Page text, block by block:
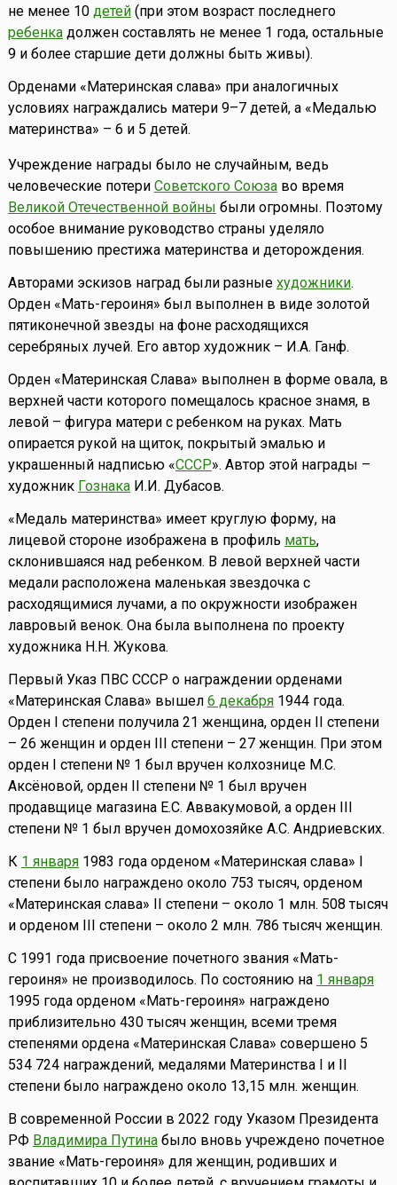
не менее 10 детей(при этом возраст последнего
ребенкадолжен составлять не менее 1 года, остальные
9 и более старшие дети должны быть живы).
Орденами «Материнская слава» при аналогичных
условиях награждались матери 9–7 детей, а «Медалью
материнства» – 6 и 5 детей.
Учреждение награды было не случайным, ведь
человеческие потери Советского Союзаво время
Великой Отечественной войны были огромны. Поэтому
особое внимание руководство страны уделяло
повышению престижа материнства и деторождения.
Авторами эскизов наград были разные художники.
Орден «Мать-героиня» был выполнен в виде золотой
пятиконечной звезды на фоне расходящихся
серебряных лучей. Его автор художник – И.А. Ганф.
Орден «Материнская Слава» выполнен в форме овала, в
верхней части которого помещалось красное знамя, в
левой – фигура матери с ребенком на руках. Мать
опирается рукой на щиток, покрытый эмалью и
украшенный надписью «СССР». Автор этой награды –
художник ГознакаИ.И. Дубасов.
«Медаль материнства» имеет круглую форму, на
лицевой стороне изображена в профиль мать,
склонившаяся над ребенком. В левой верхней части
медали расположена маленькая звездочка с
расходящимися лучами, а по окружности изображен
лавровый венок. Она была выполнена по проекту
художника Н.Н. Жукова.
Первый Указ ПВС СССР о награждении орденами
«Материнская Слава» вышел 6 декабря1944 года.
Орден I степени получила 21 женщина, орден II степени
– 26 женщин и орден III степени – 27 женщин. При этом
орден I степени № 1 был вручен колхознице М.С.
Аксёновой, орден II степени № 1 был вручен
продавщице магазина Е.С. Аввакумовой, а орден III
степени № 1 был вручен домохозяйке А.С. Андриевских.
К 1 января1983 года орденом «Материнская слава» I
степени было награждено около 753 тысяч, орденом
«Материнская слава» II степени – около 1 млн. 508 тысяч
и орденом III степени – около 2 млн. 786 тысяч женщин.
С 1991 года присвоение почетного звания «Мать-
героиня» не производилось. По состоянию на 1 января
1995 года орденом «Мать-героиня» награждено
приблизительно 430 тысяч женщин, всеми тремя
степенями ордена «Материнская Слава» совершено 5
534 724 награждений, медалями Материнства I и II
степени было награждено около 13,15 млн. женщин.
В современной России в 2022 году Указом Президента
РФ Владимира Путинабыло вновь учреждено почетное
звание «Мать-героиня» для женщин, родивших и